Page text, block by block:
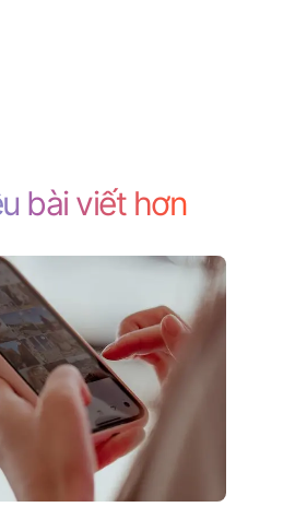
bài viết hơn